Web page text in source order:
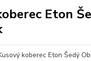
Eton